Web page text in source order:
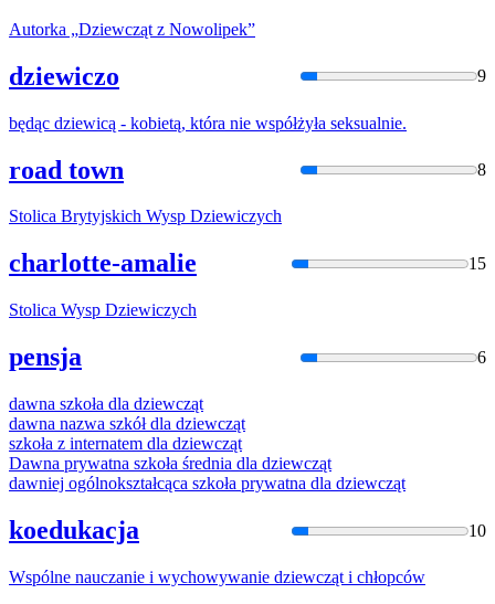
Autorka „Dziewcząt z Nowolipek”
dziewiczo 9
będąc dziewicą - kobietą, która nie współżyła seksualnie.
road town 8
Stolica Brytyjskich Wysp Dziewiczych
charlotte-amalie 15
Stolica Wysp Dziewiczych
pensja 6
dawna szkoła dla dziewcząt
dawna nazwa szkół dla dziewcząt
szkoła z internatem dla dziewcząt
Dawna prywatna szkoła średnia dla dziewcząt
dawniej ogólnokształcąca szkoła prywatna dla dziewcząt
koedukacja 10
Wspólne nauczanie i wychowywanie dziewcząt i chłopców